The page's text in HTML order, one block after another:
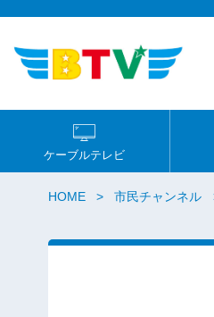
ケーブルテレビ
HOME 市民チャンネル